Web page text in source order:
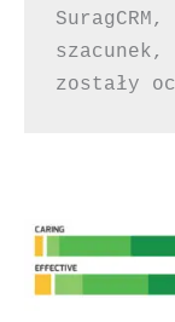
zostały